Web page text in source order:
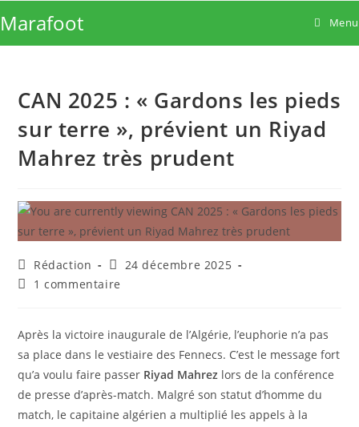
to
content
Marafoot Menu
CAN 2025 : « Gardons les pieds
sur terre », prévient un Riyad
Mahrez très prudent
Auteur/autrice
de
Rédaction
Publication
publiée :
24 décembre 2025
Commentaires
publication :
1 commentaire
Après la victoire inaugurale de l’Algérie, l’euphorie n’a pas
sa place dans le vestiaire des Fennecs. C’est le message fort
qu’a voulu faire passer Riyad Mahrez lors de la conférence
de presse d’après-match. Malgré son statut d’homme du
match, le capitaine algérien a multiplié les appels à la